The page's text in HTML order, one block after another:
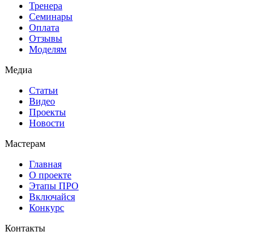
Тренера
Семинары
Оплата
Отзывы
Моделям
Медиа
Статьи
Видео
Проекты
Новости
Мастерам
Главная
О проекте
Этапы ПРО
Включайся
Конкурс
Контакты